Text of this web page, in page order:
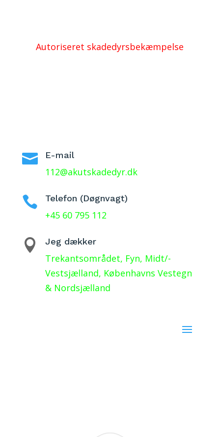
Autoriseret skadedyrsbekæmpelse
 E-mail
112@akutskadedyr.dk
 Telefon (Døgnvagt)
+45 60 795 112
 Jeg dækker
Trekantsområdet, Fyn, Midt/-
Vestsjælland, Københavns Vestegn
& Nordsjælland